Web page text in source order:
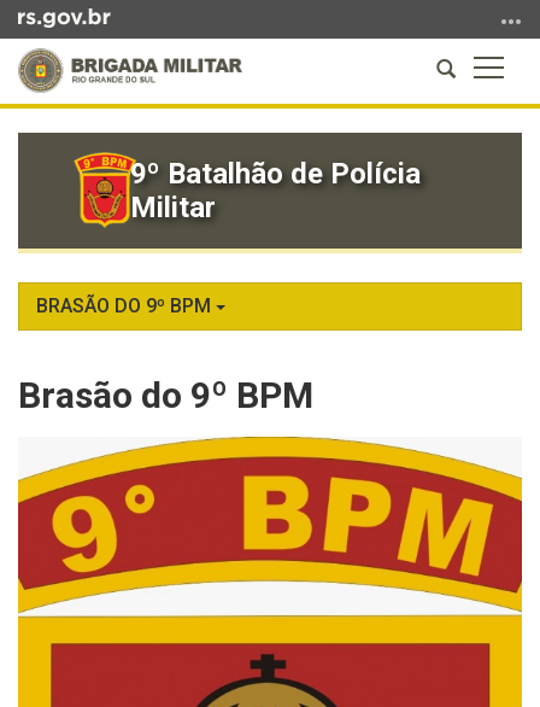
para
conteúdo
busca
a
Abrir
a
busca
9º Batalhão de Polícia
Militar
BRASÃO DO 9º BPM
Brasão do 9º BPM